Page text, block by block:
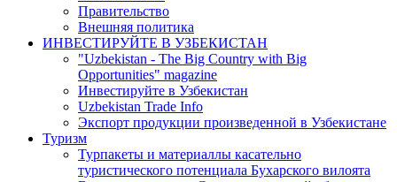
Правительство
Внешняя политика
ИНВЕСТИРУЙТЕ В УЗБЕКИСТАН
"Uzbekistan - The Big Country with Big
Opportunities" magazine
Инвестируйте в Узбекистан
Uzbekistan Trade Info
Экспорт продукции произведенной в Узбекистане
Туризм
Турпакеты и материаллы касательно
туристического потенциала Бухарского вилоята